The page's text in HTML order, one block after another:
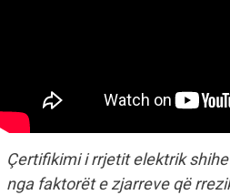
Çertifikimi i rrjetit elektrik
nga faktorët e zjarreve që